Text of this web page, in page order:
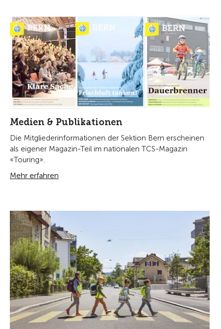
Medien & Publikationen
Die Mitgliederinformationen der Sektion Bern erscheinen
als eigener Magazin-Teil im nationalen TCS-Magazin
«Touring».
Mehr erfahren